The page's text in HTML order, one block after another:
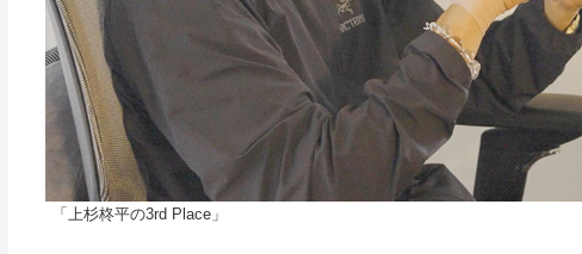
「上杉柊平の3rd Place」